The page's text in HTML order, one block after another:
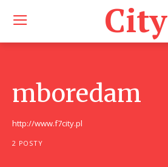
City
mboredam
http://www.f7city.pl
2 POSTY